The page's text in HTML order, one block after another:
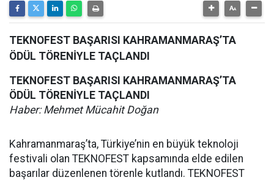
TEKNOFEST BAŞARISI KAHRAMANMARAŞ’TA
ÖDÜL TÖRENİYLE TAÇLANDI
TEKNOFEST BAŞARISI KAHRAMANMARAŞ’TA
ÖDÜL TÖRENİYLE TAÇLANDI
Haber: Mehmet Mücahit Doğan
Kahramanmaraş’ta, Türkiye’nin en büyük teknoloji
festivali olan TEKNOFEST kapsamında elde edilen
başarılar düzenlenen törenle kutlandı. TEKNOFEST